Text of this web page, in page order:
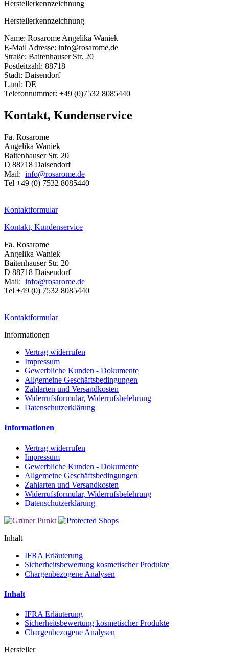
Herstellerkennzeichnung
Herstellerkennzeichnung
Name: Rosarome Angelika Waniek
E-Mail Adresse: info@rosarome.de
Straße: Baitenhauser Str. 20
Postleitzahl: 88718
Stadt: Daisendorf
Land: DE
Telefonnummer: +49 (0)7532 8085440
Kontakt, Kundenservice
Fa. Rosarome
Angelika Waniek
Baitenhauser Str. 20
D 88718 Daisendorf
Mail: info@rosarome.de
Tel +49 (0) 7532 8085440
Kontaktformular
Kontakt, Kundenservice
Fa. Rosarome
Angelika Waniek
Baitenhauser Str. 20
D 88718 Daisendorf
Mail: info@rosarome.de
Tel +49 (0) 7532 8085440
Kontaktformular
Informationen
Vertrag widerrufen
Impressum
Gewerbliche Kunden - Dokumente
Allgemeine Geschäftsbedingungen
Zahlarten und Versandkosten
Widerrufsformular, Widerrufsbelehrung
Datenschutzerklärung
Informationen
Vertrag widerrufen
Impressum
Gewerbliche Kunden - Dokumente
Allgemeine Geschäftsbedingungen
Zahlarten und Versandkosten
Widerrufsformular, Widerrufsbelehrung
Datenschutzerklärung
Inhalt
IFRA Erläuterung
Sicherheitsbewertung kosmetischer Produkte
Chargenbezogene Analysen
Inhalt
IFRA Erläuterung
Sicherheitsbewertung kosmetischer Produkte
Chargenbezogene Analysen
Hersteller